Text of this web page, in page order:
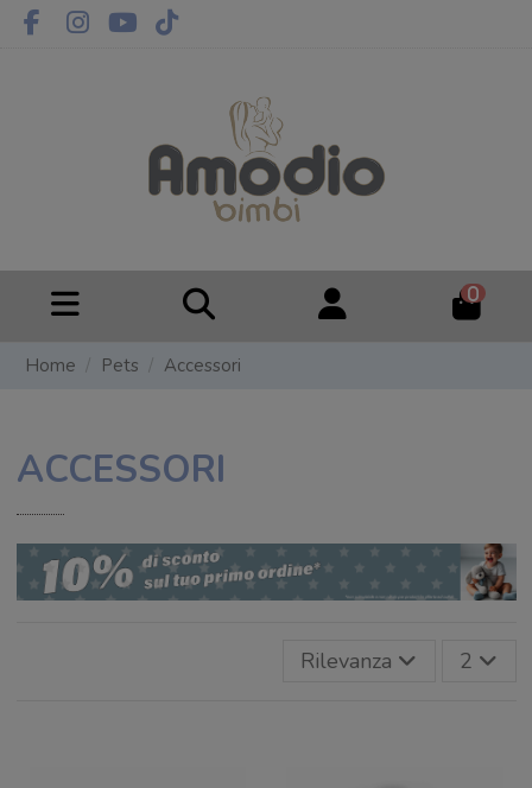
0
Home Pets Accessori
ACCESSORI
Rilevanza 2